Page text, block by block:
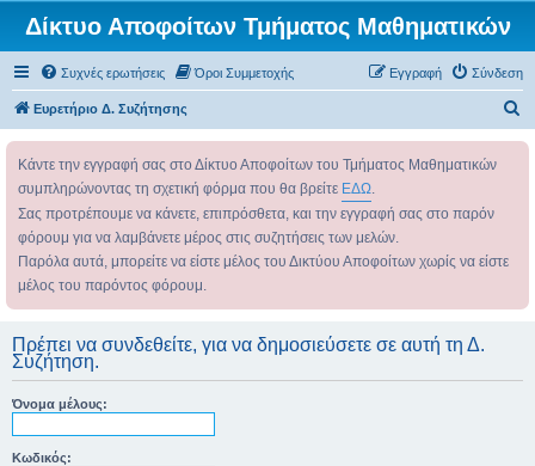
Δίκτυο Αποφοίτων Τμήματος Μαθηματικών
Συχνές ερωτήσεις Όροι Συμμετοχής Σύνδεση
Εγγραφή
Ευρετήριο Δ. Συζήτησης
σ
Κάντε την εγγραφή σας στο Δίκτυο Αποφοίτων του Τμήματος Μαθηματικών
συμπληρώνοντας τη σχετική φόρμα που θα βρείτε ΕΔΩ.
Σας προτρέπουμε να κάνετε, επιπρόσθετα, και την εγγραφή σας στο παρόν
φόρουμ για να λαμβάνετε μέρος στις συζητήσεις των μελών.
Παρόλα αυτά, μπορείτε να είστε μέλος του Δικτύου Αποφοίτων χωρίς να είστε
μέλος του παρόντος φόρουμ.
Πρέπει να συνδεθείτε, για να δημοσιεύσετε σε αυτή τη Δ.
Συζήτηση.
Όνομα μέλους:
Κωδικός: